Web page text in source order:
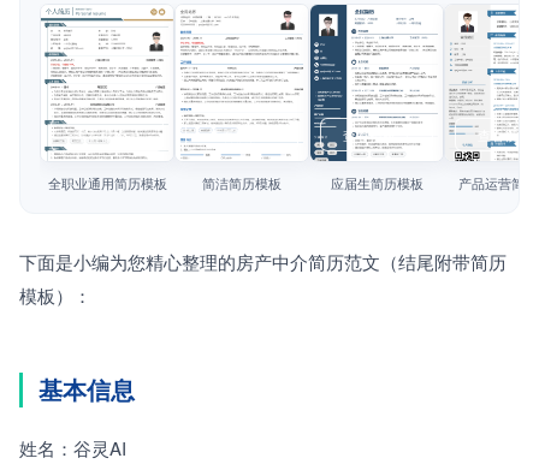
面试自我介绍
AI 职场工具 New
简历模板
简历教程
查看模板
全职业通用简历模板
查看模板
简洁简历模板
查看模板
应届生简历模板
查看模板
产品运营简
下面是小编为您精心整理的房产中介简历范文（结尾附带简历
模板）：
基本信息
姓名：谷灵AI